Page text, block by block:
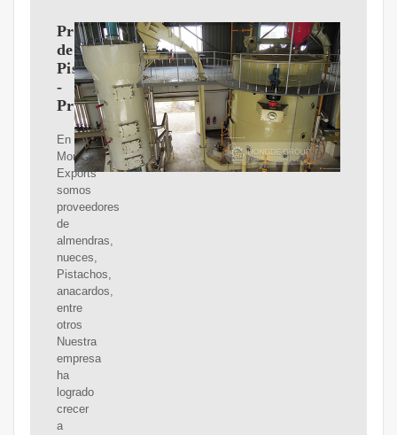
Productor
de
Pistachos
-
Proveedores
En
Montial
Exports
somos
proveedores
de
almendras,
nueces,
Pistachos,
anacardos,
entre
otros
Nuestra
empresa
ha
logrado
crecer
a